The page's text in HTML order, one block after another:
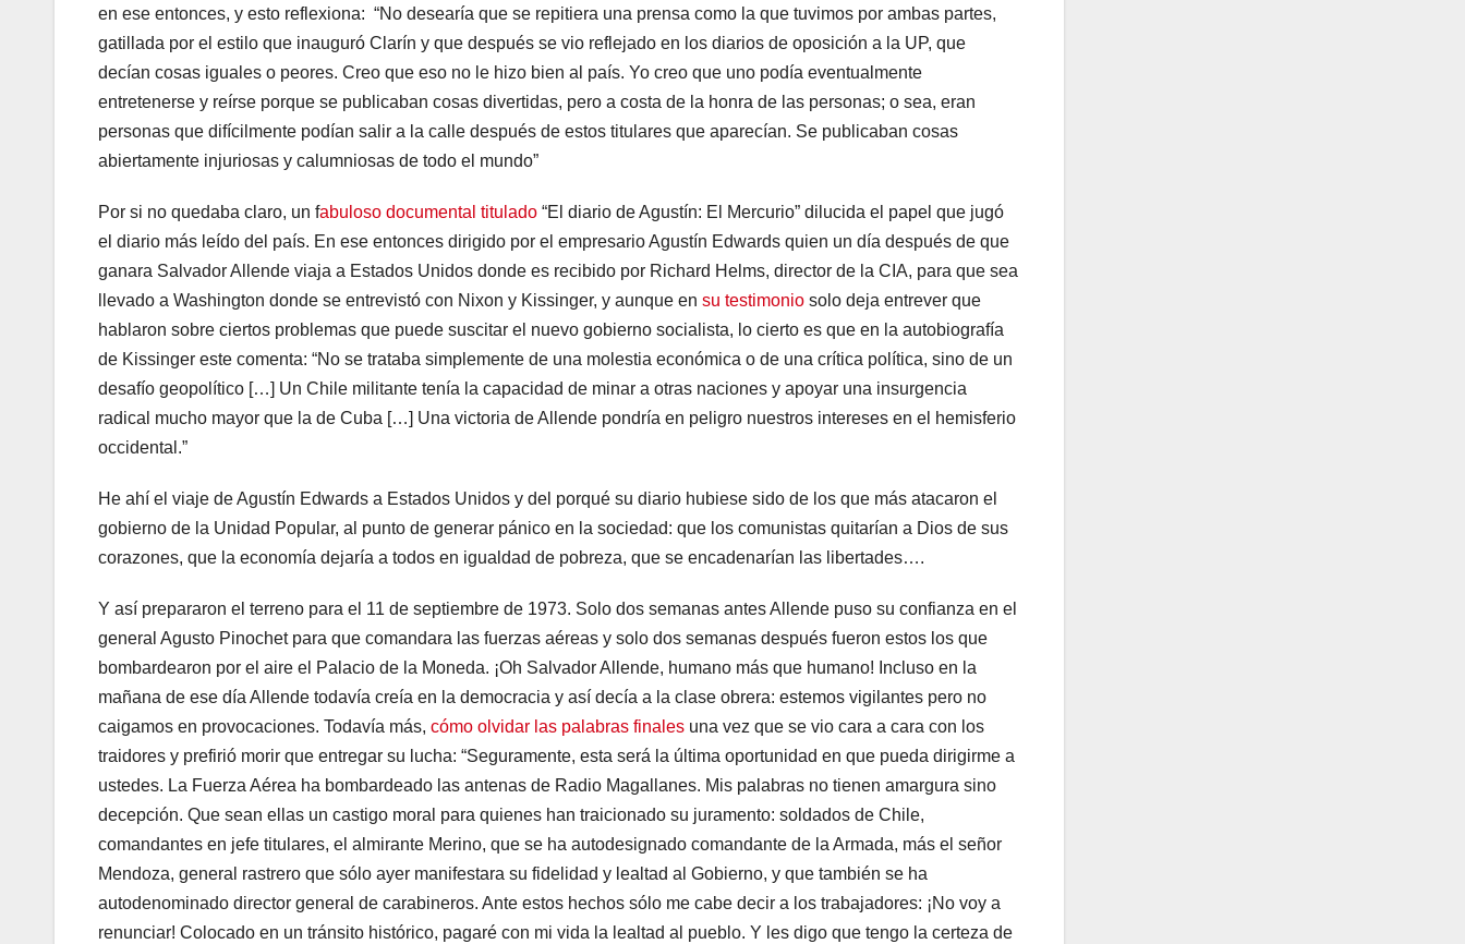
en ese entonces, y esto reflexiona: “No desearía que se repitiera una prensa como la que tuvimos por ambas partes,
gatillada por el estilo que inauguró Clarín y que después se vio reflejado en los diarios de oposición a la UP, que
decían cosas iguales o peores. Creo que eso no le hizo bien al país. Yo creo que uno podía eventualmente
entretenerse y reírse porque se publicaban cosas divertidas, pero a costa de la honra de las personas; o sea, eran
personas que difícilmente podían salir a la calle después de estos titulares que aparecían. Se publicaban cosas
abiertamente injuriosas y calumniosas de todo el mundo”
Por si no quedaba claro, un fabuloso documental titulado “El diario de Agustín: El Mercurio” dilucida el papel que jugó
el diario más leído del país. En ese entonces dirigido por el empresario Agustín Edwards quien un día después de que
ganara Salvador Allende viaja a Estados Unidos donde es recibido por Richard Helms, director de la CIA, para que sea
llevado a Washington donde se entrevistó con Nixon y Kissinger, y aunque en su testimonio solo deja entrever que
hablaron sobre ciertos problemas que puede suscitar el nuevo gobierno socialista, lo cierto es que en la autobiografía
de Kissinger este comenta: “No se trataba simplemente de una molestia económica o de una crítica política, sino de un
desafío geopolítico […] Un Chile militante tenía la capacidad de minar a otras naciones y apoyar una insurgencia
radical mucho mayor que la de Cuba […] Una victoria de Allende pondría en peligro nuestros intereses en el hemisferio
occidental.”
He ahí el viaje de Agustín Edwards a Estados Unidos y del porqué su diario hubiese sido de los que más atacaron el
gobierno de la Unidad Popular, al punto de generar pánico en la sociedad: que los comunistas quitarían a Dios de sus
corazones, que la economía dejaría a todos en igualdad de pobreza, que se encadenarían las libertades….
Y así prepararon el terreno para el 11 de septiembre de 1973. Solo dos semanas antes Allende puso su confianza en el
general Agusto Pinochet para que comandara las fuerzas aéreas y solo dos semanas después fueron estos los que
bombardearon por el aire el Palacio de la Moneda. ¡Oh Salvador Allende, humano más que humano! Incluso en la
mañana de ese día Allende todavía creía en la democracia y así decía a la clase obrera: estemos vigilantes pero no
caigamos en provocaciones. Todavía más, cómo olvidar las palabras finales una vez que se vio cara a cara con los
traidores y prefirió morir que entregar su lucha: “Seguramente, esta será la última oportunidad en que pueda dirigirme a
ustedes. La Fuerza Aérea ha bombardeado las antenas de Radio Magallanes. Mis palabras no tienen amargura sino
decepción. Que sean ellas un castigo moral para quienes han traicionado su juramento: soldados de Chile,
comandantes en jefe titulares, el almirante Merino, que se ha autodesignado comandante de la Armada, más el señor
Mendoza, general rastrero que sólo ayer manifestara su fidelidad y lealtad al Gobierno, y que también se ha
autodenominado director general de carabineros. Ante estos hechos sólo me cabe decir a los trabajadores: ¡No voy a
renunciar! Colocado en un tránsito histórico, pagaré con mi vida la lealtad al pueblo. Y les digo que tengo la certeza de